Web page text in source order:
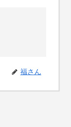
福さん